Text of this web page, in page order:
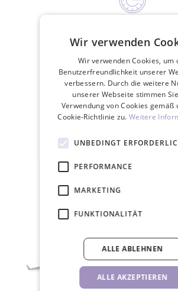
Wir versenden an
von 24 Stunden
ZUGEHÖRIGE
Wir verwenden
Wir verwenden Cookies, um
Benutzerfreundlichkeit unserer
verbessern. Durch die weitere
unserer Webseite stimmen
Verwendung von Cookies gemäß
Cookie-Richtlinie zu.Weitere
UNBEDINGT
PERFORMANCE
MARKETING
FUNKTIONALITÄT
ALLE AKZEPTIEREN
ALLE ABLEHNEN